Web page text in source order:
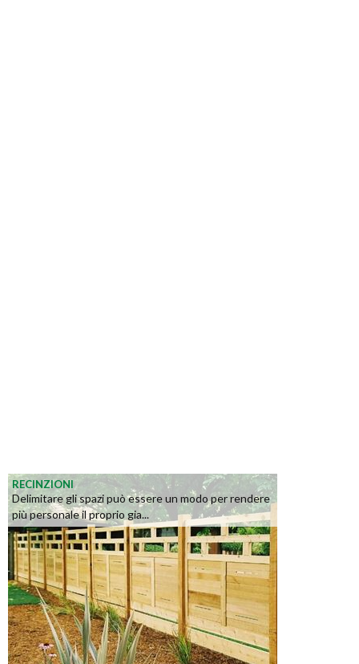
RECINZIONI
Delimitare gli spazi può essere un modo per rendere
più personale il proprio gia...